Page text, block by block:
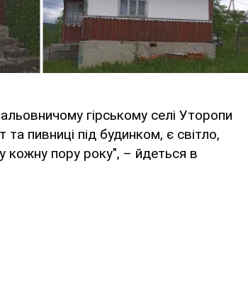
гірському селі Уторопи
та пивниці під будинком, є світло,
кожну пору року", – йдеться в